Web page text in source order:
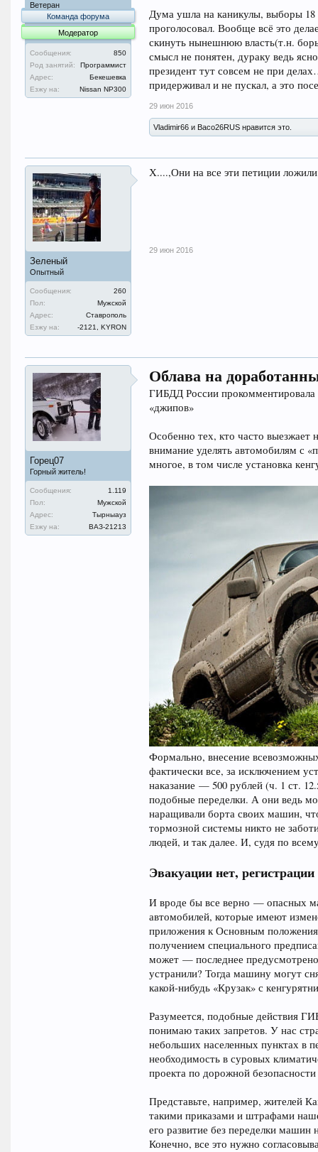
Ветеран
Команда форума
Модератор
Сообщения:
850
Род занятий:
Программист
Адрес:
Бекешевка
Езжу на:
Nissan NP300
Дума ушла на каникулы, выборы 18
проголосовал. Вообще всё это
скинуть нынешнюю власть(т.н.
смысл не понятен, дураку ведь
президент тут совсем не при
придерживал и не пускал, а это
29 июн 2016
Vladimir66 и Васо26RUS нравится это.
Зеленый
Опытный
Сообщения:
260
Пол:
Мужской
Адрес:
Ставрополь
Езжу на:
-2121, KYRON
Х....,Они на все эти петиции
29 июн 2016
Горец07
Горный житель!
Сообщения:
1.119
Пол:
Мужской
Адрес:
Тырныауз
Езжу на:
ВАЗ-21213
Облава на
ГИБДД России прокомментировала
«джипов»
Особенно тех, кто часто выезжает
внимание уделять автомобилям с
многое, в том числе установка
Формально, внесение
фактически все, за исключением
наказание — 500 рублей (ч. 1 ст.
подобные переделки. А они ведь
наращивали борта своих машин,
тормозной системы никто не
людей, и так далее. И, судя по
Эвакуации нет,
И вроде бы все верно — опасных
автомобилей, которые имеют
приложения к Основным
получением специального
может — последнее
устранили? Тогда машину могут
какой-нибудь «Крузак» с
Разумеется, подобные действия
понимаю таких запретов. У нас
небольших населенных пунктах в
необходимость в суровых
проекта по дорожной
Представьте, например, жителей
такими приказами и штрафами
его развитие без переделки
Конечно, все это нужно